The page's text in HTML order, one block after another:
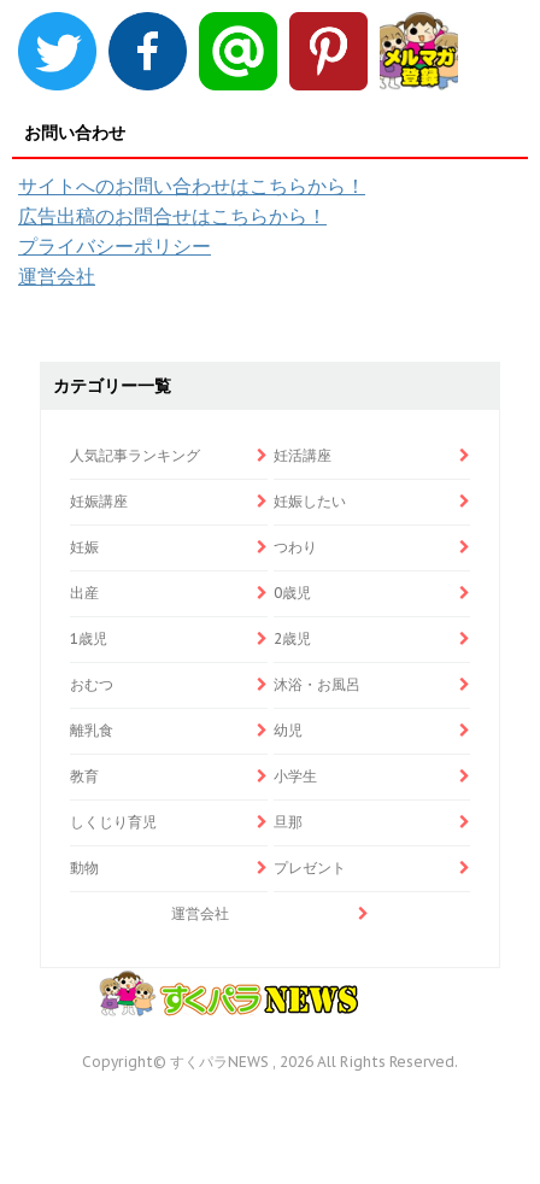
お問い合わせ
サイトへのお問い合わせはこちらから！
広告出稿のお問合せはこちらから！
プライバシーポリシー
運営会社
カテゴリー一覧
人気記事ランキング 妊活講座
妊娠講座 妊娠したい
妊娠 つわり
出産 0歳児
1歳児 2歳児
おむつ 沐浴・お風呂
離乳食 幼児
教育 小学生
しくじり育児 旦那
動物 プレゼント
運営会社
Copyright© すくパラNEWS , 2026 All Rights Reserved.